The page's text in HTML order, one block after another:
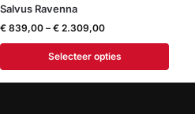
Salvus Ravenna
€ 839,00 – € 2.309,00
Selecteer opties